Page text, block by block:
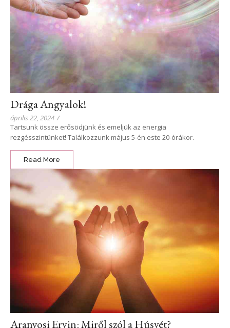
Drága Angyalok!
április 22, 2024 /
Tartsunk össze erősödjünk és emeljük az energia
rezgésszintünket! Találkozzunk május 5-én este 20-órákor.
Read More
Aranyosi Ervin: Miről szól a Húsvét?